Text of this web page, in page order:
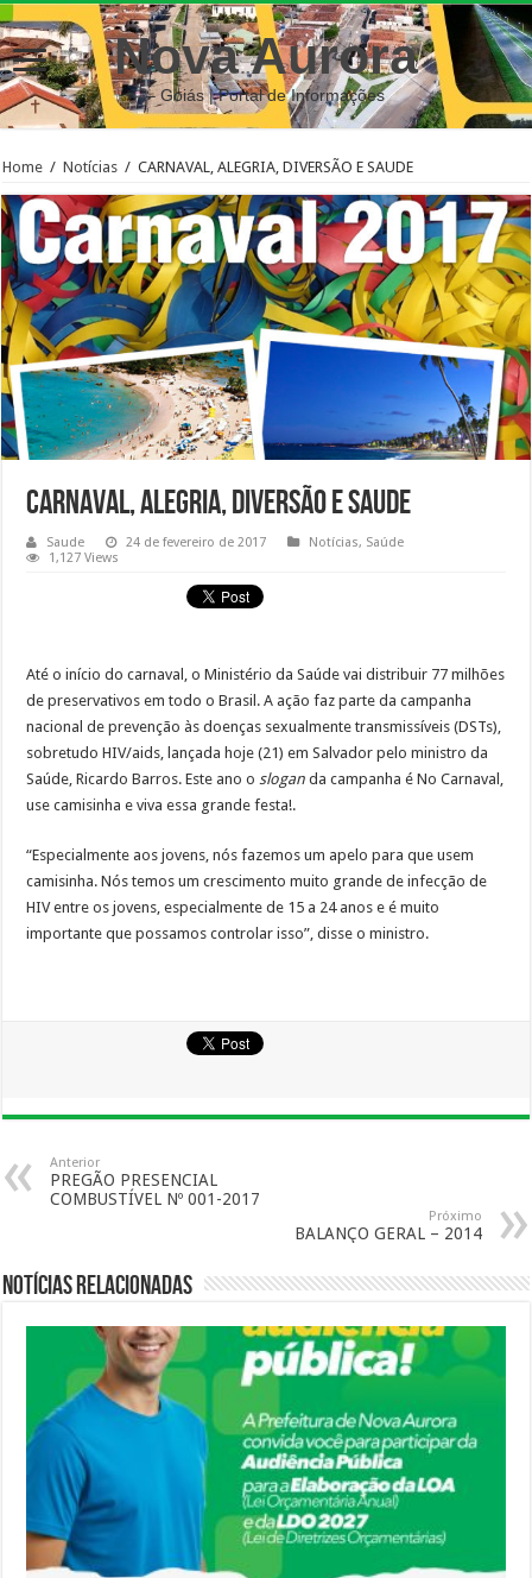
Nova Aurora
– Goiás | Portal de Informações
Home / Notícias / CARNAVAL, ALEGRIA, DIVERSÃO E SAUDE
CARNAVAL, ALEGRIA, DIVERSÃO E SAUDE
Saude 24 de fevereiro de 2017 Notícias, Saúde
1,127 Views
Até o início do carnaval, o Ministério da Saúde vai distribuir 77 milhões
de preservativos em todo o Brasil. A ação faz parte da campanha
nacional de prevenção às doenças sexualmente transmissíveis (DSTs),
sobretudo HIV/aids, lançada hoje (21) em Salvador pelo ministro da
Saúde, Ricardo Barros. Este ano o sloganda campanha é No Carnaval,
use camisinha e viva essa grande festa!.
“Especialmente aos jovens, nós fazemos um apelo para que usem
camisinha. Nós temos um crescimento muito grande de infecção de
HIV entre os jovens, especialmente de 15 a 24 anos e é muito
importante que possamos controlar isso”, disse o ministro.
Anterior
PREGÃO PRESENCIAL
COMBUSTÍVEL Nº 001-2017
Próximo
BALANÇO GERAL – 2014
Notícias Relacionadas